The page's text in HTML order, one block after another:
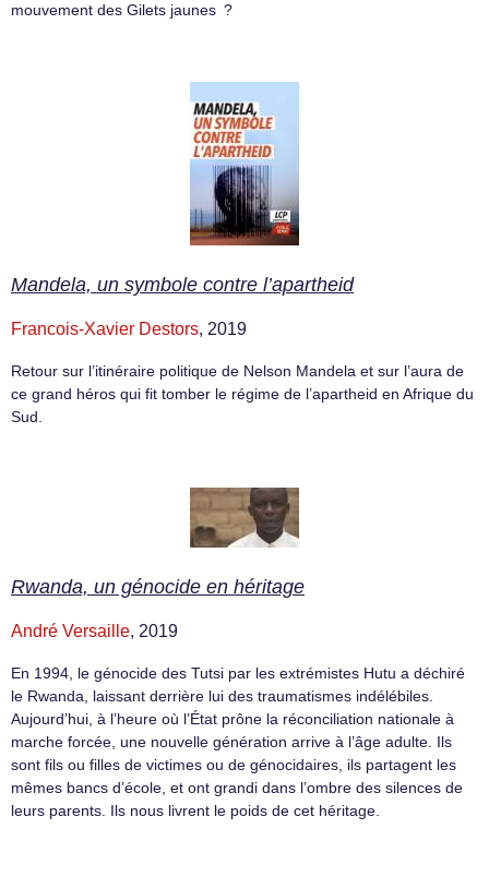
mouvement des Gilets jaunes ?
Mandela, un symbole contre l’apartheid
Francois-Xavier Destors, 2019
Retour sur l’itinéraire politique de Nelson Mandela et sur l’aura de
ce grand héros qui fit tomber le régime de l’apartheid en Afrique du
Sud.
Rwanda, un génocide en héritage
André Versaille, 2019
En 1994, le génocide des Tutsi par les extrémistes Hutu a déchiré
le Rwanda, laissant derrière lui des traumatismes indélébiles.
Aujourd’hui, à l’heure où l’État prône la réconciliation nationale à
marche forcée, une nouvelle génération arrive à l’âge adulte. Ils
sont fils ou filles de victimes ou de génocidaires, ils partagent les
mêmes bancs d’école, et ont grandi dans l’ombre des silences de
leurs parents. Ils nous livrent le poids de cet héritage.